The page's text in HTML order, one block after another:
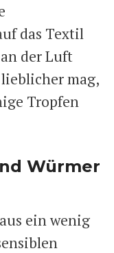
das Textil
der Luft
mag,
Tropfen
Würmer
ein wenig